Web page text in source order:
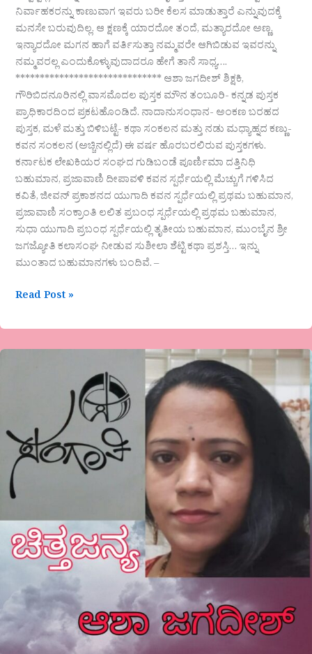
ನಿರ್ವಾಹಕರನ್ನು ಕಾಣುವಾಗ ಇವರು ಬರೀ ಕೆಲಸ ಮಾಡುತ್ತಾರೆ ಎನ್ನುವುದಕ್ಕೆ
ಮನಸೇ ಬರುವುದಿಲ್ಲ. ಆ ಕ್ಷಣಕ್ಕೆ ಯಾರದೋ ತಂದೆ, ಮತ್ಯಾರದೋ ಅಣ್ಣ,
ಇನ್ಯಾರದೋ ಮಗನ ಹಾಗೆ ವರ್ತಿಸುತ್ತಾ ನಮ್ಮವರೇ ಆಗಿಬಿಡುವ ಇವರನ್ನು
ನಮ್ಮವರಲ್ಲ ಎಂದುಕೊಳ್ಳುವುದಾದರೂ ಹೇಗೆ ತಾನೆ ಸಾಧ್ಯ….
****************************** ಆಶಾ ಜಗದೀಶ್ ಶಿಕ್ಷಕಿ,
ಗೌರಿಬಿದನೂರಿನಲ್ಲಿ ವಾಸಮೊದಲ ಪುಸ್ತಕ ಮೌನ ತಂಬೂರಿ- ಕನ್ನಡ ಪುಸ್ತಕ
ಪ್ರಾಧಿಕಾರದಿಂದ ಪ್ರಕಟಹೊಂಡಿದೆ. ನಾದಾನುಸಂಧಾನ- ಅಂಕಣ ಬರಹದ
ಪುಸ್ತಕ, ಮಳೆ ಮತ್ತು ಬಿಳಿಬಟ್ಟೆ- ಕಥಾ ಸಂಕಲನ ಮತ್ತು ನಡು ಮಧ್ಯಾಹ್ನದ ಕಣ್ಣು-
ಕವನ ಸಂಕಲನ (ಅಚ್ಚಿನಲ್ಲಿದೆ) ಈ ವರ್ಷ ಹೊರಬರಲಿರುವ ಪುಸ್ತಕಗಳು.
ಕರ್ನಾಟಕ ಲೇಖಕಿಯರ ಸಂಘದ ಗುಡಿಬಂಡೆ ಪೂರ್ಣಿಮಾ ದತ್ತಿನಿಧಿ
ಬಹುಮಾನ, ಪ್ರಜಾವಾಣಿ ದೀಪಾವಳಿ ಕವನ ಸ್ಪರ್ಧೆಯಲ್ಲಿ ಮೆಚ್ಚುಗೆ ಗಳಿಸಿದ
ಕವಿತೆ, ಜೀವನ್ ಪ್ರಕಾಶನದ ಯುಗಾದಿ ಕವನ ಸ್ಪರ್ಧೆಯಲ್ಲಿ ಪ್ರಥಮ ಬಹುಮಾನ,
ಪ್ರಜಾವಾಣಿ ಸಂಕ್ರಾಂತಿ ಲಲಿತ ಪ್ರಬಂಧ ಸ್ಪರ್ಧೆಯಲ್ಲಿ ಪ್ರಥಮ ಬಹುಮಾನ,
ಸುಧಾ ಯುಗಾದಿ ಪ್ರಬಂಧ ಸ್ಪರ್ಧೆಯಲ್ಲಿ ತೃತೀಯ ಬಹುಮಾನ, ಮುಂಬೈನ ಶ್ರೀ
ಜಗಜ್ಯೋತಿ ಕಲಾಸಂಘ ನೀಡುವ ಸುಶೀಲಾ ಶೆಟ್ಟಿ ಕಥಾ ಪ್ರಶಸ್ತಿ… ಇನ್ನು
ಮುಂತಾದ ಬಹುಮಾನಗಳು ಬಂದಿವೆ. –
Read Post »
ಕೃತಜ್ಞರಾಗಿರಬೇಕಿದೆ